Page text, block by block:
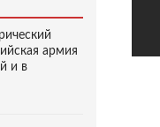
армия
и в